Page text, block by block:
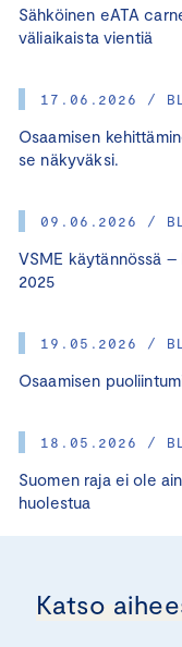
Sähköinen eATA
väliaikaista vientiä
17.06.2026 /
Osaamisen
se näkyväksi.
09.06.2026 /
VSME käytännössä
2025
19.05.2026 /
Osaamisen
18.05.2026 /
Suomen raja ei ole
huolestua
Katso